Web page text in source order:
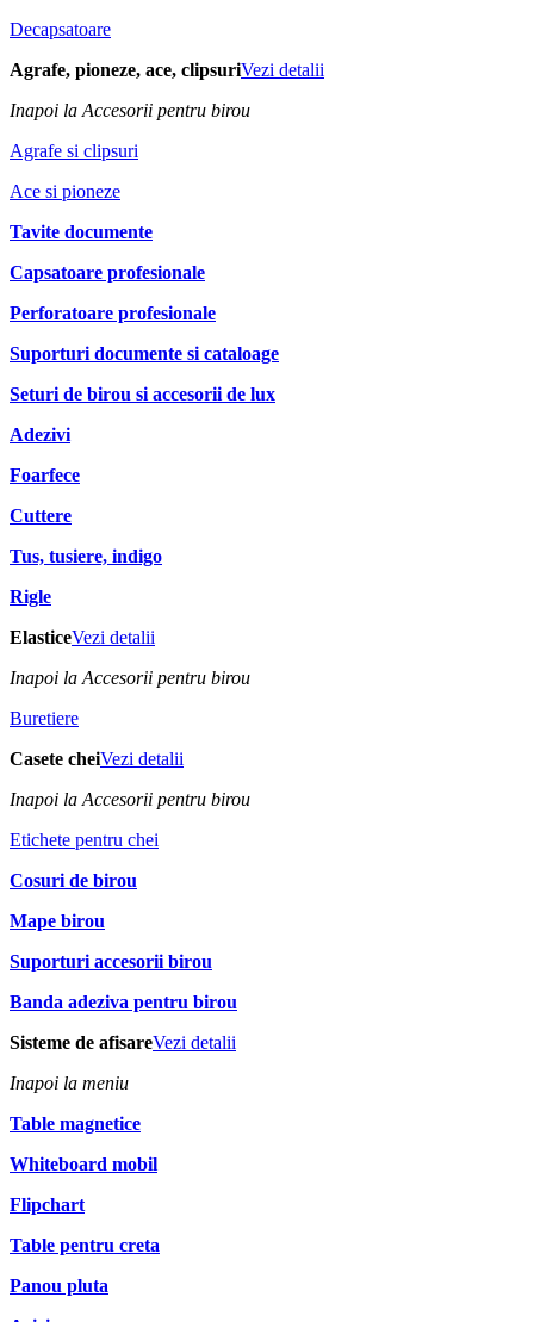
Decapsatoare
Agrafe, pioneze, ace, clipsuriVezi detalii
Inapoi la Accesorii pentru birou
Agrafe si clipsuri
Ace si pioneze
Tavite documente
Capsatoare profesionale
Perforatoare profesionale
Suporturi documente si cataloage
Seturi de birou si accesorii de lux
Adezivi
Foarfece
Cuttere
Tus, tusiere, indigo
Rigle
ElasticeVezi detalii
Inapoi la Accesorii pentru birou
Buretiere
Casete cheiVezi detalii
Inapoi la Accesorii pentru birou
Etichete pentru chei
Cosuri de birou
Mape birou
Suporturi accesorii birou
Banda adeziva pentru birou
Sisteme de afisareVezi detalii
Inapoi la meniu
Table magnetice
Whiteboard mobil
Flipchart
Table pentru creta
Panou pluta